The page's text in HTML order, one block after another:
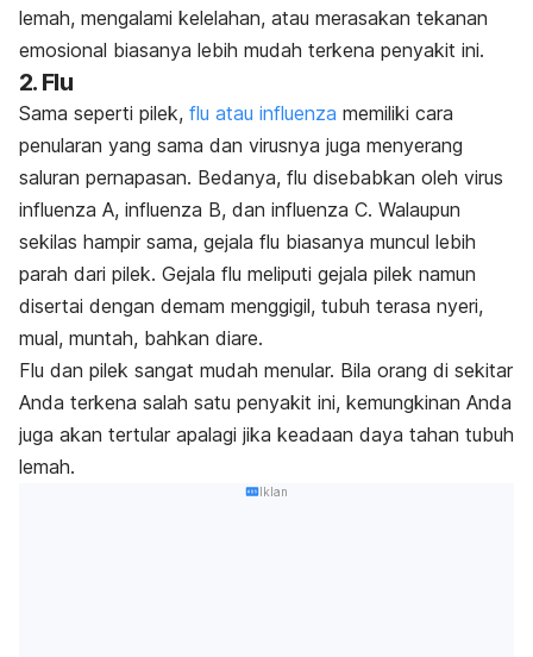
lemah, mengalami kelelahan, atau merasakan tekanan
emosional biasanya lebih mudah terkena penyakit ini.
2. Flu
Sama seperti pilek, flu atau influenza memiliki cara
penularan yang sama dan virusnya juga menyerang
saluran pernapasan. Bedanya, flu disebabkan oleh virus
influenza A, influenza B, dan influenza C. Walaupun
sekilas hampir sama, gejala flu biasanya muncul lebih
parah dari pilek. Gejala flu meliputi gejala pilek namun
disertai dengan demam menggigil, tubuh terasa nyeri,
mual, muntah, bahkan diare.
Flu dan pilek sangat mudah menular. Bila orang di sekitar
Anda terkena salah satu penyakit ini, kemungkinan Anda
juga akan tertular apalagi jika keadaan daya tahan tubuh
lemah.
Iklan